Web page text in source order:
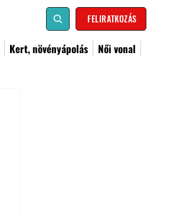
FELIRATKOZÁS
Kert, növényápolás
Női vonal